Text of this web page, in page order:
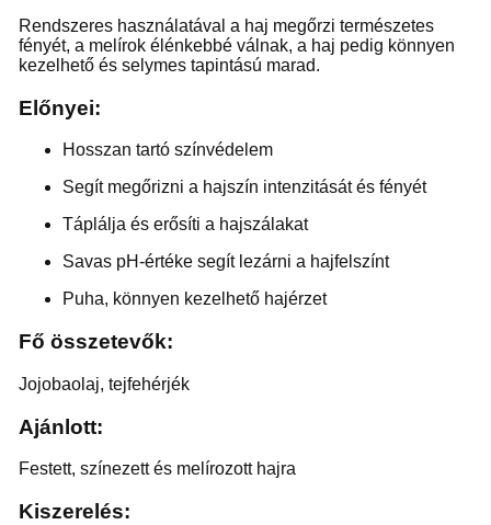
Rendszeres használatával a haj megőrzi természetes
fényét, a melírok élénkebbé válnak, a haj pedig könnyen
kezelhető és selymes tapintású marad.
Előnyei:
Hosszan tartó színvédelem
Segít megőrizni a hajszín intenzitását és fényét
Táplálja és erősíti a hajszálakat
Savas pH-értéke segít lezárni a hajfelszínt
Puha, könnyen kezelhető hajérzet
Fő összetevők:
Jojobaolaj, tejfehérjék
Ajánlott:
Festett, színezett és melírozott hajra
Kiszerelés: